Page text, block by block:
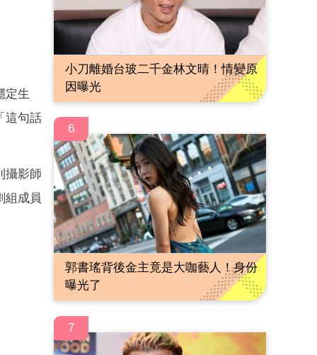
定生
這句話
攝影師
組成員
小刀離婚台玻二千金林文晴！情變原
因曝光
6
郭書瑤背後金主竟是大咖藝人！身份
曝光了
7